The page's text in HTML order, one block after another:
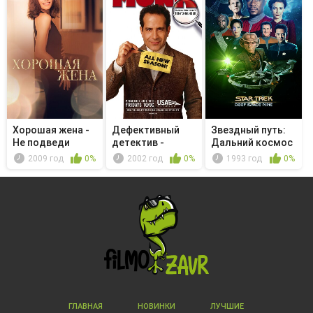
Хорошая жена -
Не подведи
2009 год 0%
Дефективный
детектив -
Мистер Монк и ...
2002 год 0%
Звездный путь:
Дальний космос
9 - Пер...
1993 год 0%
ГЛАВНАЯ НОВИНКИ ЛУЧШИЕ